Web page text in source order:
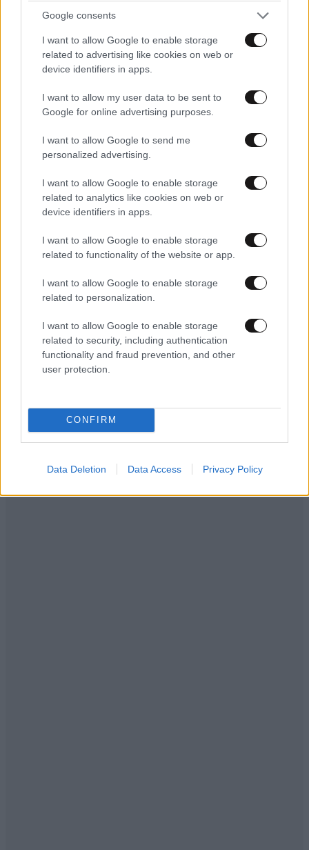
Google consents
I want to allow Google to enable storage
related to advertising like cookies on web or
device identifiers in apps.
I want to allow my user data to be sent to
Google for online advertising purposes.
I want to allow Google to send me
personalized advertising.
I want to allow Google to enable storage
related to analytics like cookies on web or
device identifiers in apps.
I want to allow Google to enable storage
related to functionality of the website or app.
I want to allow Google to enable storage
related to personalization.
I want to allow Google to enable storage
related to security, including authentication
functionality and fraud prevention, and other
user protection.
CONFIRM
Data Deletion Data Access Privacy Policy
2
Έπιασαν στα πράσα τον
«ποντικό» του Περιστερίου
Ίχνη Παλαιοκώστα στη
βόμβα προς τον
Χρυσοχοΐδη
Έκρυβαν τα ναρκωτικά σε
παιδικό καρότσι!